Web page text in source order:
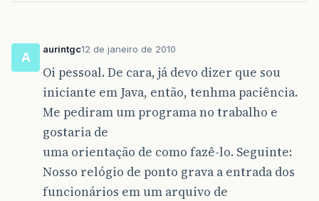
A
aurintgc12 de janeiro de 2010
Oi pessoal. De cara, já devo dizer que sou
iniciante em Java, então, tenhma paciência.
Me pediram um programa no trabalho e
gostaria de
uma orientação de como fazê-lo. Seguinte:
Nosso relógio de ponto grava a entrada dos
funcionários em um arquivo de